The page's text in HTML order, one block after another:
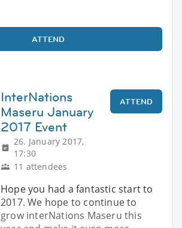
ATTEND
InterNations
Maseru January
2017 Event
26. January 2017,
17:30
11 attendees
ATTEND
Hope you had a fantastic start to
2017. We hope to continue to
grow interNations Maseru this